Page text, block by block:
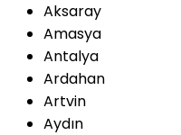
Aksaray
Amasya
Antalya
Ardahan
Artvin
Aydın